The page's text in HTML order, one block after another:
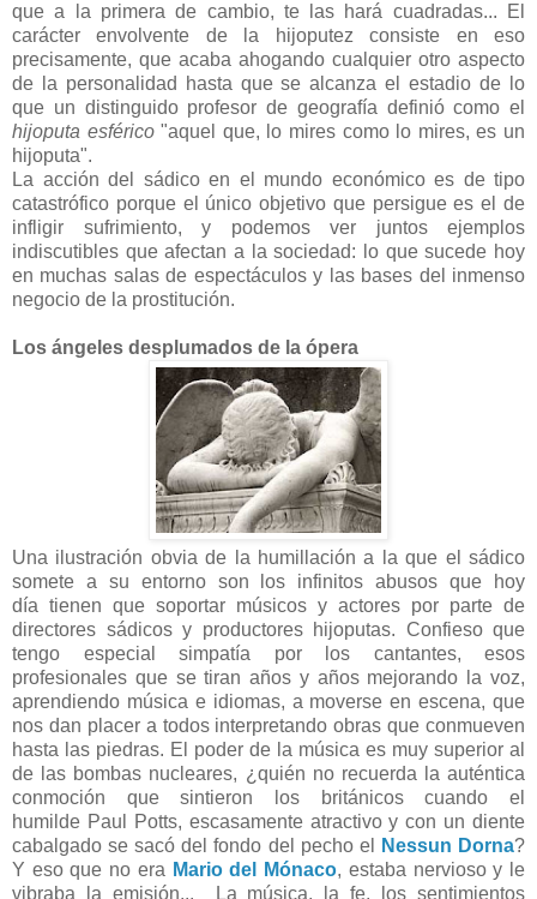
que a la primera de cambio, te las hará cuadradas... El
carácter envolvente de la hijoputez consiste en eso
precisamente, que acaba ahogando cualquier otro aspecto
de la personalidad hasta que se alcanza el estadio de lo
que un distinguido profesor de geografía definió como el
hijoputa esférico"aquel que, lo mires como lo mires, es un
hijoputa".
La acción del sádico en el mundo económico es de tipo
catastrófico porque el único objetivo que persigue es el de
infligir sufrimiento, y podemos ver juntos ejemplos
indiscutibles que afectan a la sociedad: lo que sucede hoy
en muchas salas de espectáculos y las bases del inmenso
negocio de la prostitución.
Los ángeles desplumados de la ópera
Una ilustración obvia de la humillación a la que el sádico
somete a su entorno son los infinitos abusos que hoy
día tienen que soportar músicos y actores por parte de
directores sádicos y productores hijoputas. Confieso que
tengo especial simpatía por los cantantes, esos
profesionales que se tiran años y años mejorando la voz,
aprendiendo música e idiomas, a moverse en escena, que
nos dan placer a todos interpretando obras que conmueven
hasta las piedras. El poder de la música es muy superior al
de las bombas nucleares, ¿quién no recuerda la auténtica
conmoción que sintieron los británicos cuando el
humilde Paul Potts, escasamente atractivo y con un diente
cabalgado se sacó del fondo del pecho el
Nessun Dorna?
Y eso que no era Mario del Mónaco, estaba nervioso y le
vibraba la emisión... La música, la fe, los sentimientos